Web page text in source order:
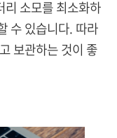
리 소모를 최소화하
수 있습니다. 따라
보관하는 것이 좋